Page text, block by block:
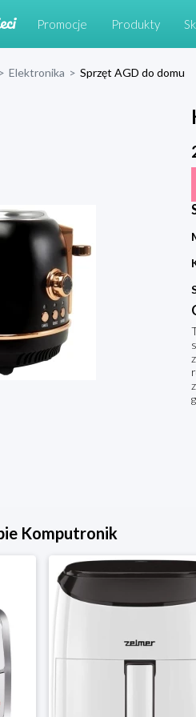
Promocje Produkty
> Elektronika > Sprzęt AGD do domu
Komputronik